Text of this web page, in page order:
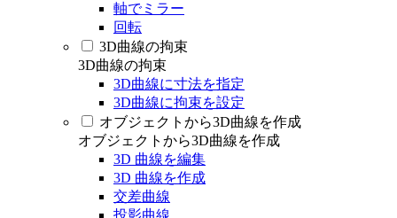
軸でミラー
回転
3D曲線の拘束
3D曲線の拘束
3D曲線に寸法を指定
3D曲線に拘束を設定
オブジェクトから3D曲線を作成
オブジェクトから3D曲線を作成
3D 曲線を編集
3D 曲線を作成
交差曲線